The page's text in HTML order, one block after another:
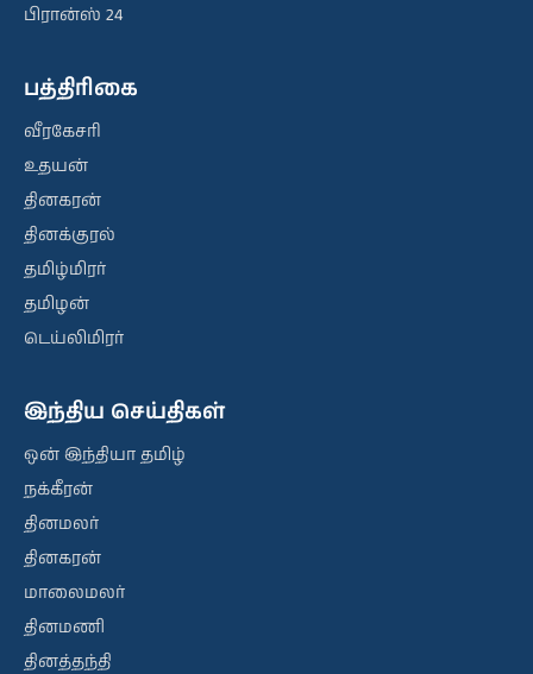
பிரான்ஸ் 24
பத்திரிகை
வீரகேசரி
உதயன்
தினகரன்
தினக்குரல்
தமிழ்மிரர்
தமிழன்
டெய்லிமிரர்
இந்திய செய்திகள்
ஒன் இந்தியா தமிழ்
நக்கீரன்
தினமலர்
தினகரன்
மாலைமலர்
தினமணி
தினத்தந்தி